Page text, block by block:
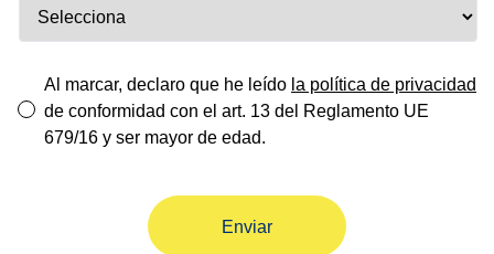
Al marcar, declaro que he leído la política de privacidad
de conformidad con el art. 13 del Reglamento UE
679/16 y ser mayor de edad.